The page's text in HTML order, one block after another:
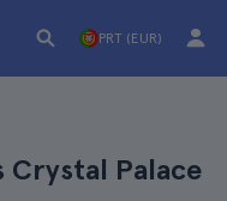
PRT (EUR)
Crystal Palace